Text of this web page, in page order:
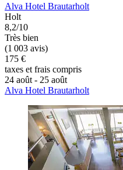
Alva Hotel Brautarholt
Holt
8,2/10
Très bien
(1 003 avis)
175 €
taxes et frais compris
24 août - 25 août
Alva Hotel Brautarholt